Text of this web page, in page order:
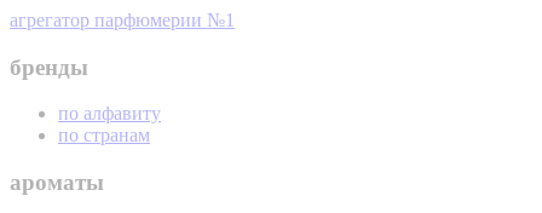
агрегатор парфюмерии №1
бренды
по алфавиту
по странам
ароматы